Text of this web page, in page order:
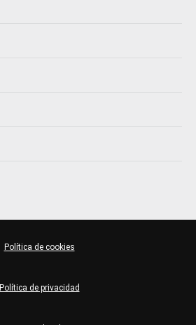
Política de privacidad
Política de cookies